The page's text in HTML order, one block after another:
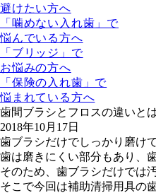
避けたい方へ
「噛めない入れ歯」で
悩んでいる方へ
「ブリッジ」で
お悩みの方へ
「保険の入れ歯」で
悩まれている方へ
歯間ブラシとフロスの違いと
2018年10月17日
歯ブラシだけでしっかり磨け
歯は磨きにくい部分もあり、
そのため、歯ブラシだけでは
そこで今回は補助清掃用具の